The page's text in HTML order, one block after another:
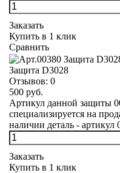
Заказать
Купить в 1 клик
Сравнить
Защита D3028
Отзывов: 0
500 руб.
Артикул данной защиты
специализируется на
наличии деталь - артикул
Заказать
Купить в 1 клик